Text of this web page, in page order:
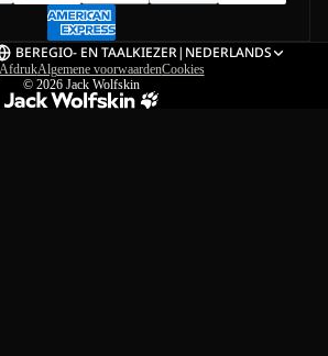
BEREGIO- EN TAALKIEZER| NEDERLANDS
Algemene voorwaardenCookies
© 2026 Jack Wolfskin